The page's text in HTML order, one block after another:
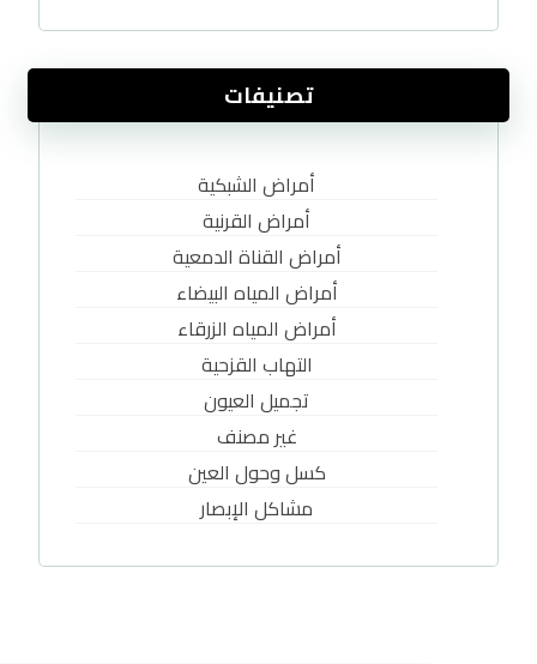
تصنيفات
أمراض الشبكية
أمراض القرنية
أمراض القناة الدمعية
أمراض المياه البيضاء
أمراض المياه الزرقاء
التهاب القزحية
تجميل العيون
غير مصنف
كسل وحول العين
مشاكل الإبصار